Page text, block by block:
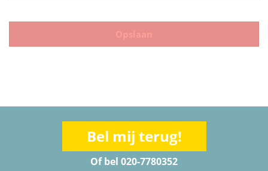
Opslaan
Bel mij terug!
Of bel 020-7780352